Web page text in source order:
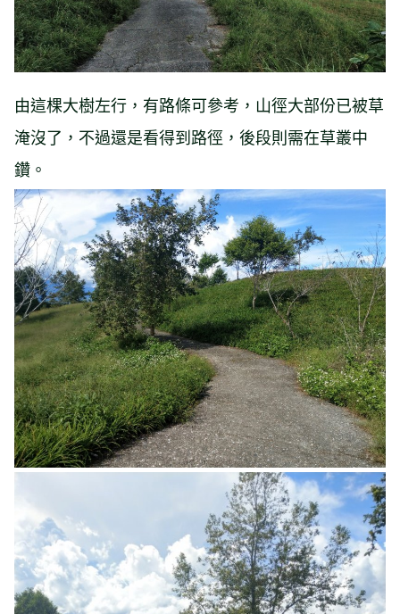
由這棵大樹左行，有路條可參考，山徑大部份已被草
淹沒了，不過還是看得到路徑，後段則需在草叢中
鑽。